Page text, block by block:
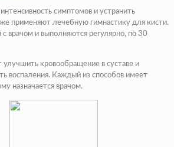
симптомов и устранить
применяют лечебную гимнастику для кисти.
с врачом и выполняются регулярно, по 30
улучшить кровообращение в суставе и
воспаления. Каждый из способов имеет
назначается врачом.